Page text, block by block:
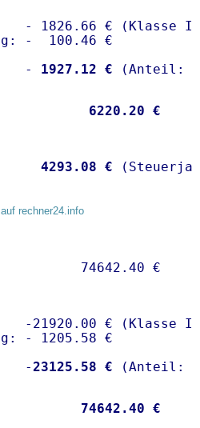
- 1826.66 € (Klasse I)
-  100.46 €
-
1927.12 €
6220.20 €
4293.08 €
rechner24.info
-21920.00 € (Klasse I)
- 1205.58 €
-23125.58 €
74642.40 €